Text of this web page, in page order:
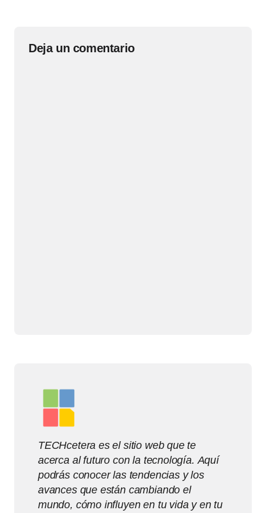
Deja un comentario
TECHcetera es el sitio web que te
acerca al futuro con la tecnología. Aquí
podrás conocer las tendencias y los
avances que están cambiando el
mundo, cómo influyen en tu vida y en tu